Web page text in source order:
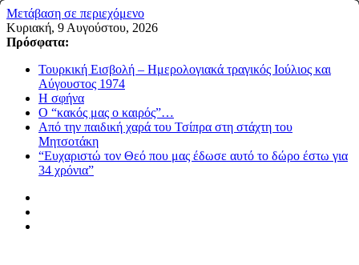
Μετάβαση σε περιεχόμενο
Κυριακή, 9 Αυγούστου, 2026
Πρόσφατα:
Τουρκική Εισβολή – Ημερολογιακά τραγικός Ιούλιος και
Αύγουστος 1974
Η σφήνα
Ο “κακός μας ο καιρός”…
Από την παιδική χαρά του Τσίπρα στη στάχτη του
Μητσοτάκη
“Ευχαριστώ τον Θεό που μας έδωσε αυτό το δώρο έστω για
34 χρόνια”